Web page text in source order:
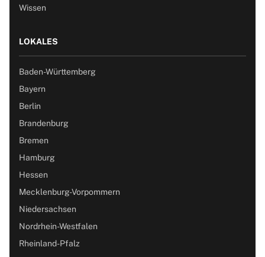
Wissen
LOKALES
Baden-Württemberg
Bayern
Berlin
Brandenburg
Bremen
Hamburg
Hessen
Mecklenburg-Vorpommern
Niedersachsen
Nordrhein-Westfalen
Rheinland-Pfalz